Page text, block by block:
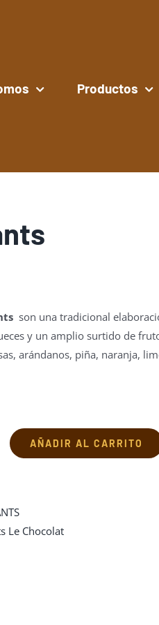
Productos
son una tradicional
y un amplio surtido de
arándanos, piña, naranja,
AÑADIR AL CARRITO
Le Chocolat